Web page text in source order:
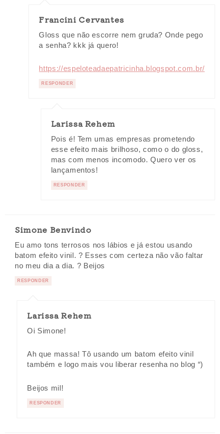
Francini Cervantes
Gloss que não escorre nem gruda? Onde pego
a senha? kkk já quero!
https://espeloteadaepatricinha.blogspot.com.br/
RESPONDER
Larissa Rehem
Pois é! Tem umas empresas prometendo
esse efeito mais brilhoso, como o do gloss,
mas com menos incomodo. Quero ver os
lançamentos!
RESPONDER
Simone Benvindo
Eu amo tons terrosos nos lábios e já estou usando
batom efeito vinil. ? Esses com certeza não vão faltar
no meu dia a dia. ? Beijos
RESPONDER
Larissa Rehem
Oi Simone!
Ah que massa! Tô usando um batom efeito vinil
também e logo mais vou liberar resenha no blog “)
Beijos mil!
RESPONDER